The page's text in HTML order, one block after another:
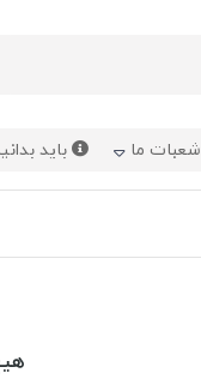
شعبات ما باید